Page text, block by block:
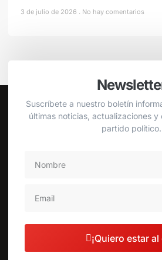
3 de julio de 2026 No hay comentarios
Suscríbete a nuestro boletín
últimas noticias, actualizaciones
partido político.
¡Quiero estar al